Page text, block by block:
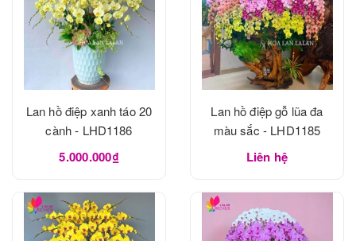
Lan hồ điệp xanh táo 20
cành - LHD1186
5.000.000₫
Lan hồ điệp gỗ lũa đa
màu sắc - LHD1185
Liên hệ